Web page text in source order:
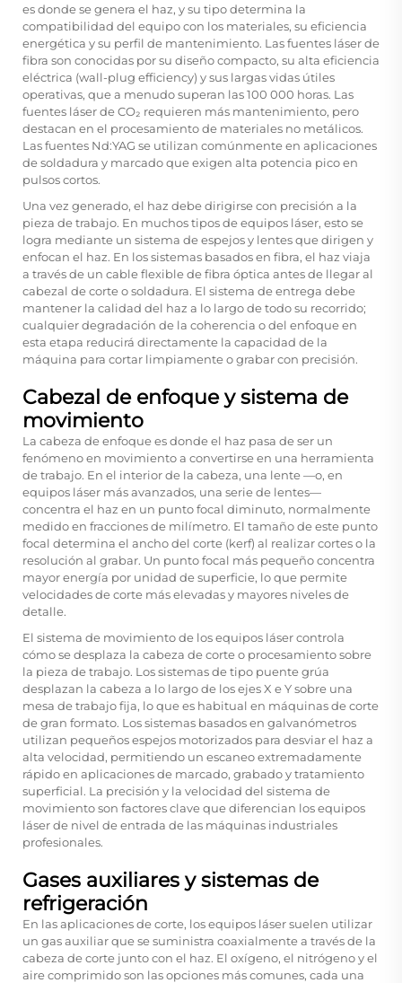
es donde se genera el haz, y su tipo determina la
compatibilidad del equipo con los materiales, su eficiencia
energética y su perfil de mantenimiento. Las fuentes láser de
fibra son conocidas por su diseño compacto, su alta eficiencia
eléctrica (wall-plug efficiency) y sus largas vidas útiles
operativas, que a menudo superan las 100 000 horas. Las
fuentes láser de CO₂ requieren más mantenimiento, pero
destacan en el procesamiento de materiales no metálicos.
Las fuentes Nd:YAG se utilizan comúnmente en aplicaciones
de soldadura y marcado que exigen alta potencia pico en
pulsos cortos.
Una vez generado, el haz debe dirigirse con precisión a la
pieza de trabajo. En muchos tipos de equipos láser, esto se
logra mediante un sistema de espejos y lentes que dirigen y
enfocan el haz. En los sistemas basados en fibra, el haz viaja
a través de un cable flexible de fibra óptica antes de llegar al
cabezal de corte o soldadura. El sistema de entrega debe
mantener la calidad del haz a lo largo de todo su recorrido;
cualquier degradación de la coherencia o del enfoque en
esta etapa reducirá directamente la capacidad de la
máquina para cortar limpiamente o grabar con precisión.
Cabezal de enfoque y sistema de
movimiento
La cabeza de enfoque es donde el haz pasa de ser un
fenómeno en movimiento a convertirse en una herramienta
de trabajo. En el interior de la cabeza, una lente —o, en
equipos láser más avanzados, una serie de lentes—
concentra el haz en un punto focal diminuto, normalmente
medido en fracciones de milímetro. El tamaño de este punto
focal determina el ancho del corte (kerf) al realizar cortes o la
resolución al grabar. Un punto focal más pequeño concentra
mayor energía por unidad de superficie, lo que permite
velocidades de corte más elevadas y mayores niveles de
detalle.
El sistema de movimiento de los equipos láser controla
cómo se desplaza la cabeza de corte o procesamiento sobre
la pieza de trabajo. Los sistemas de tipo puente grúa
desplazan la cabeza a lo largo de los ejes X e Y sobre una
mesa de trabajo fija, lo que es habitual en máquinas de corte
de gran formato. Los sistemas basados en galvanómetros
utilizan pequeños espejos motorizados para desviar el haz a
alta velocidad, permitiendo un escaneo extremadamente
rápido en aplicaciones de marcado, grabado y tratamiento
superficial. La precisión y la velocidad del sistema de
movimiento son factores clave que diferencian los equipos
láser de nivel de entrada de las máquinas industriales
profesionales.
Gases auxiliares y sistemas de
refrigeración
En las aplicaciones de corte, los equipos láser suelen utilizar
un gas auxiliar que se suministra coaxialmente a través de la
cabeza de corte junto con el haz. El oxígeno, el nitrógeno y el
aire comprimido son las opciones más comunes, cada una